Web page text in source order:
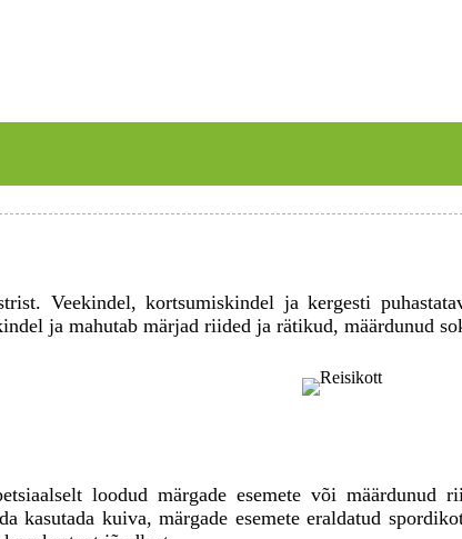
Veekindel, kortsumiskindel ja kergesti
ja mahutab märjad riided ja rätikud, määrdunud
loodud märgade esemete või
kasutada kuiva, märgade esemete eraldatud